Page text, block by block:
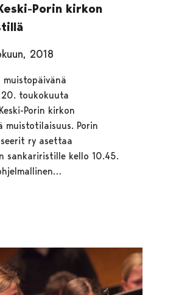
Porin kirkon
2018
toukokuuta
Porin kirkon
muistotilaisuus. Porin
ry asettaa
sankariristille kello 10.45.